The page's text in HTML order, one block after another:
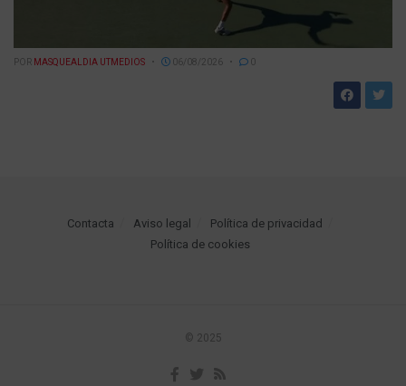
POR MASQUEALDIA UTMEDIOS 06/08/2026 0
Contacta Aviso legal
Política de privacidad
Política de cookies
© 2025